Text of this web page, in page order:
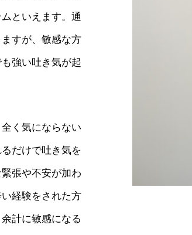
といえます。通
すが、敏感な方
強い吐き気が起
く気にならない
だけで吐き気を
張や不安が加わ
経験をされた方
計に敏感になる